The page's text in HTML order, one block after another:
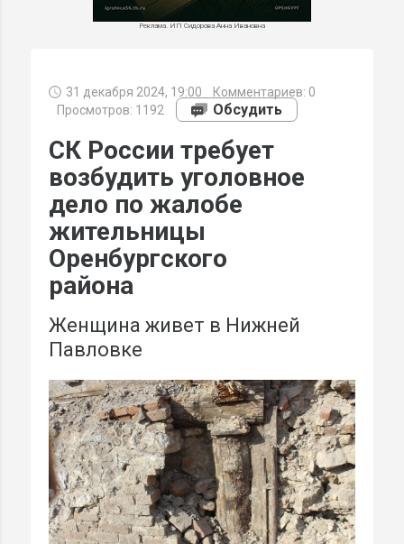
Реклама. ИП Сидорова Анна Ивановна
31 декабря 2024, 19:00 Комментариев: 0
Просмотров: 1192
Обсудить
СК России требует
возбудить уголовное
дело по жалобе
жительницы
Оренбургского
района
Женщина живет в Нижней
Павловке